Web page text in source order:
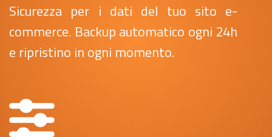
Sicurezza per i dati del tuo sito e-
commerce. Backup automatico ogni 24h
e ripristino in ogni momento.